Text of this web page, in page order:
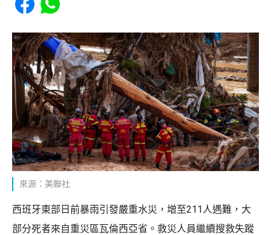
來源：美聯社
西班牙東部日前暴雨引發嚴重水災，增至211人遇難，大
部分死者來自重災區瓦倫西亞省。救災人員繼續搜救失蹤